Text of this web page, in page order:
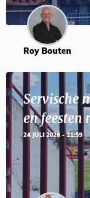
Roy Bouten
Servische
en feesten
24 JULI 2026 - 11:59